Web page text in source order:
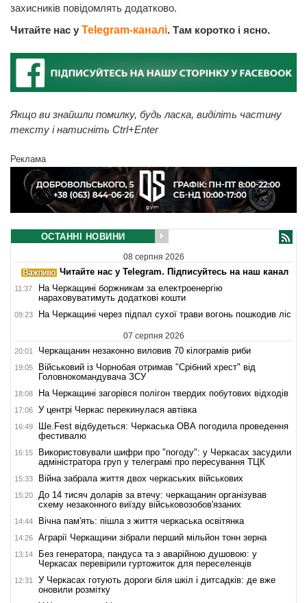
захисників повідомлять додатково.
Читайте нас у Telegram-каналі. Там коротко і ясно.
Якщо ви знайшли помилку, будь ласка, виділіть частину
тексту і натисніть Ctrl+Enter
Реклама
ОСТАННІ НОВИНИ
08 серпня 2026
Читайте нас у Telegram. Підписуйтесь на наш канал
11:37
На Черкащині боржникам за електроенергію
нараховуватимуть додаткові кошти
09:23 На Черкащині через підпал сухої трави вогонь пошкодив ліс
07 серпня 2026
20:01 Черкащанин незаконно виловив 70 кілограмів риби
19:05
Військовий із Чорнобая отримав "Срібний хрест" від
Головнокомандувача ЗСУ
18:08 На Черкащині загорівся полігон твердих побутових відходів
17:06 У центрі Черкас перекинулася автівка
16:49
Ше.Fest відбудеться: Черкаська ОВА погодила проведення
фестивалю
16:15
Використовували шифри про "погоду": у Черкасах засудили
адміністратора груп у телеграмі про пересування ТЦК
15:33 Війна забрала життя двох черкаських військових
15:20
До 14 тисяч доларів за втечу: черкащанин організував
схему незаконного виїзду військовозобов'язаних
14:44 Вічна пам'ять: пішла з життя черкаська освітянка
14:26 Аграрії Черкащини зібрали перший мільйон тонн зерна
13:14
Без генератора, пандуса та з аварійною душовою: у
Черкасах перевірили гуртожиток для переселенців
12:31
У Черкасах готують дороги біля шкіл і дитсадків: де вже
оновили розмітку